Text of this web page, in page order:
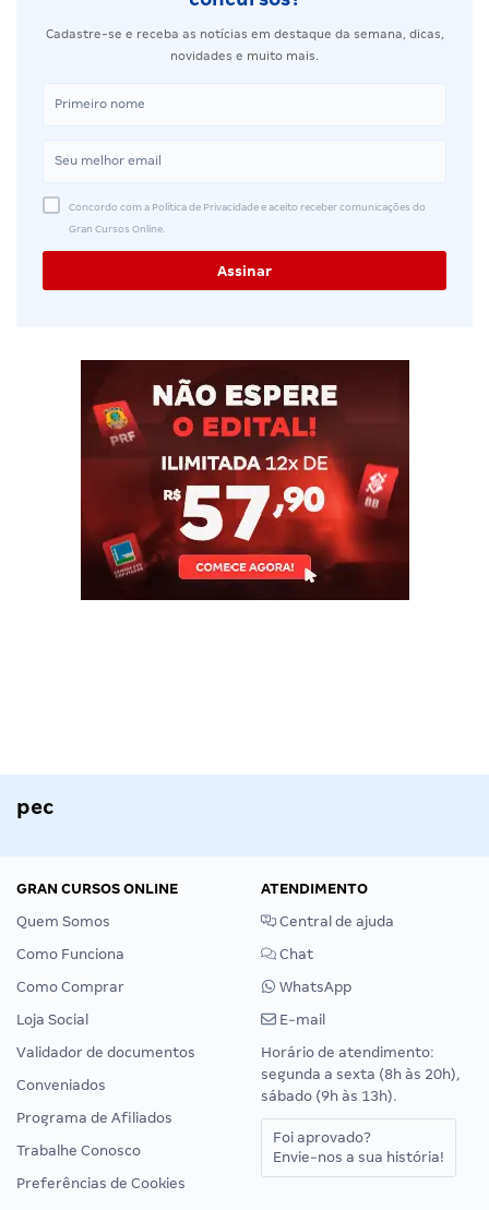
Cadastre-se e receba as notícias em destaque da semana, dicas,
novidades e muito mais.
Concordo com a Política de Privacidade e aceito receber comunicações do
Gran Cursos Online.
pec
GRAN CURSOS ONLINE
Quem Somos
Como Funciona
Como Comprar
Loja Social
Validador de documentos
Conveniados
Programa de Afiliados
Trabalhe Conosco
Preferências de Cookies
ATENDIMENTO
Central de ajuda
Chat
WhatsApp
E-mail
Horário de atendimento:
segunda a sexta (8h às 20h),
sábado (9h às 13h).
Foi aprovado?
Envie-nos a sua história!